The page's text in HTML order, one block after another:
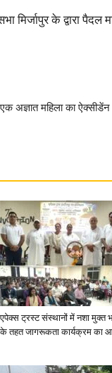
Today
Hindi
News
Paper
मिर्जापुर के द्वारा पैदल
एक अज्ञात महिला का
एपेक्स ट्रस्ट संस्थानों में नशा मुक्त
के तहत जागरूकता कार्यक्रम का